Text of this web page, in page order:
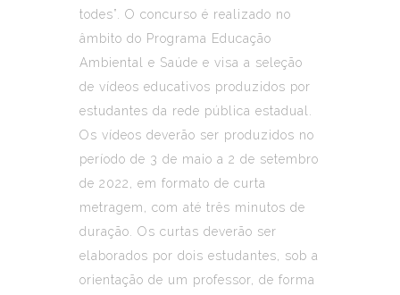
todes”. O concurso é realizado no
âmbito do Programa Educação
Ambiental e Saúde e visa a seleção
de vídeos educativos produzidos por
estudantes da rede pública estadual.
Os vídeos deverão ser produzidos no
período de 3 de maio a 2 de setembro
de 2022, em formato de curta
metragem, com até três minutos de
duração. Os curtas deverão ser
elaborados por dois estudantes, sob a
orientação de um professor, de forma